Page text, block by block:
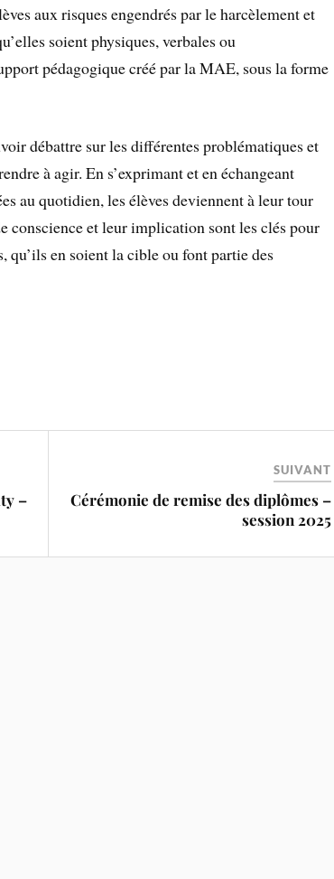
aux risques engendrés par le harcèlement et
soient physiques, verbales ou
pédagogique créé par la MAE, sous la forme
débattre sur les différentes problématiques et
à agir. En s’exprimant et en échangeant
au quotidien, les élèves deviennent à leur tour
conscience et leur implication sont les clés pour
qu’ils en soient la cible ou font partie des
–
SUIVANT
Cérémonie de remise des diplômes –
session 2025